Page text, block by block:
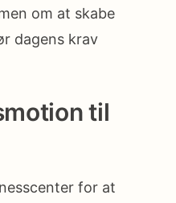
om at skabe
dagens krav
til
for at